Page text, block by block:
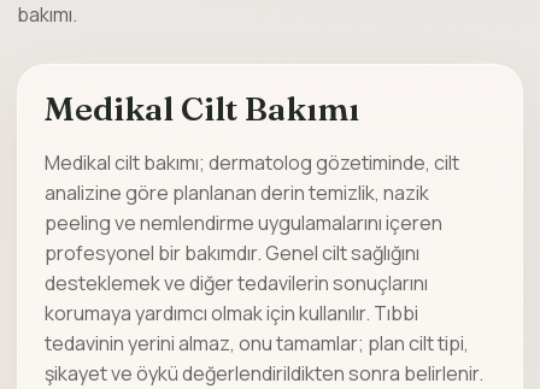
bakımı.
Medikal Cilt Bakımı
Medikal cilt bakımı; dermatolog gözetiminde, cilt
analizine göre planlanan derin temizlik, nazik
peeling ve nemlendirme uygulamalarını içeren
profesyonel bir bakımdır. Genel cilt sağlığını
desteklemek ve diğer tedavilerin sonuçlarını
korumaya yardımcı olmak için kullanılır. Tıbbi
tedavinin yerini almaz, onu tamamlar; plan cilt tipi,
şikayet ve öykü değerlendirildikten sonra belirlenir.